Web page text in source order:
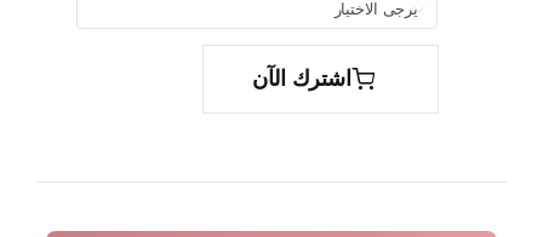

اشترك الآن